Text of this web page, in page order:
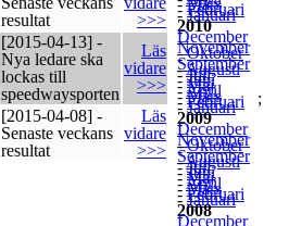
;
resultat
>>>
[2015-04-13] -
Nya ledare ska
lockas till
speedwaysporten
Läs
vidare
>>>
[2015-04-08] -
Senaste veckans
resultat
Läs
vidare
>>>
-Mars
-Februari
- Januari
2010
-
December
-
November
-Oktober
-
September
-Augusti
-Juli
-Juni
- Maj
- April
-Mars
-Februari
- Januari
2009
-
December
-
November
-Oktober
-
September
-Augusti
-Juli
-Juni
- Maj
- April
-Mars
-Februari
- Januari
2008
-
December